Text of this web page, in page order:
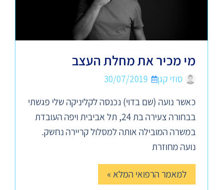
מי מכיר את מחלת העצב
סוזי קגן
30/07/2019
כאשר נועה (שם בדוי) נכנסה לקליניקה שלי פגשתי
בבחורה צעירה בת 24, תל אביבית ויפה העובדת
במשרה המובילה אותה למסלול קריירה נחשק.
נועה מחוזרת
למאמר הרפואי המלא »